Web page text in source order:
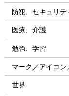
防犯、セキュリテ
医療、介護
勉強、学習
マーク／アイコン
世界